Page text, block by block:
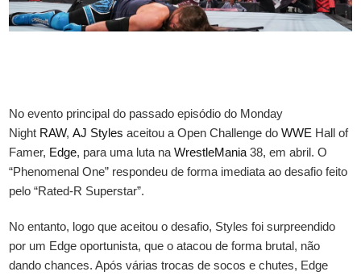
No evento principal do passado episódio do Monday
Night RAW, AJ Styles aceitou a Open Challenge do WWE Hall of
Famer, Edge, para uma luta na WrestleMania 38, em abril. O
“Phenomenal One” respondeu de forma imediata ao desafio feito
pelo “Rated-R Superstar”.
No entanto, logo que aceitou o desafio, Styles foi surpreendido
por um Edge oportunista, que o atacou de forma brutal, não
dando chances. Após várias trocas de socos e chutes, Edge